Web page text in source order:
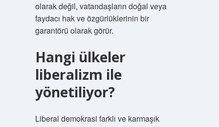
olarak değil, vatandaşların doğal veya
faydacı hak ve özgürlüklerinin bir
garantörü olarak görür.
Hangi ülkeler
liberalizm ile
yönetiliyor?
Liberal demokrasi farklı ve karmaşık